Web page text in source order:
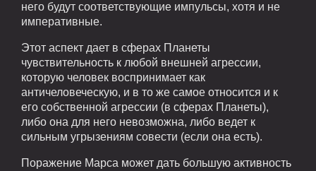
него будут соответствующие импульсы, хотя и не
императивные.
Этот аспект дает в сферах Планеты
чувствительность к любой внешней агрессии,
которую человек воспринимает как
античеловеческую, и в то же самое относится и к
его собственной агрессии (в сферах Планеты),
либо она для него невозможна, либо ведет к
сильным угрызениям совести (если она есть).
Поражение Марса может дать большую активность